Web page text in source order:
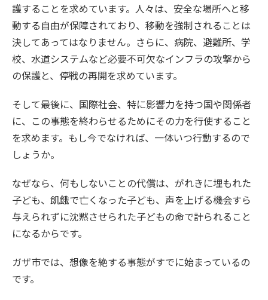
護することを求めています。人々は、安全な場所へと移
動する自由が保障されており、移動を強制されることは
決してあってはなりません。さらに、病院、避難所、学
校、水道システムなど必要不可欠なインフラの攻撃から
の保護と、停戦の再開を求めています。
そして最後に、国際社会、特に影響力を持つ国や関係者
に、この事態を終わらせるためにその力を行使すること
を求めます。もし今でなければ、一体いつ行動するので
しょうか。
なぜなら、何もしないことの代償は、がれきに埋もれた
子ども、飢餓で亡くなった子ども、声を上げる機会すら
与えられずに沈黙させられた子どもの命で計られること
になるからです。
ガザ市では、想像を絶する事態がすでに始まっているの
です。